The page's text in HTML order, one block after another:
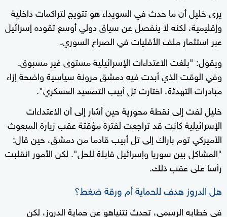
يرى خليل أن ما حدث في السويداء هو تتويج لتراكمات داخلية
وإقليمية، لكنه لا ينفصل عن سياق دولي أوسع تقوده إسرائيل
عبر استثمار ملف الأقليات في الصراع السوري.
ويقول: "بلغت الاعتداءات الإسرائيلية مستوى غير مسبوق.
وفي الوقت الذي أبدت فيه دمشق مرونة سياسية واضحة إزاء
مبادرات التهدئة، اختارت تل أبيب التصعيد العسكري".
خليل لفت إلى نقطة محورية حين أشار إلى أن الاعتداءات
الإسرائيلية كانت قد تراجعت لفترة مؤقتة عقب زيارة المبعوث
الأميركي توم باراك إلى تل أبيب قادما من دمشق، حين قال:
"المشاكل بين سوريا وإسرائيل قابلة للحل". لكن الأمور انقلبت
رأسا على عقب ذلك.
هل الدروز هدف للحماية أم ورقة ضغط؟
في خطابه الرسمي، تحدث نتنياهو عن حماية الدروز، لكن